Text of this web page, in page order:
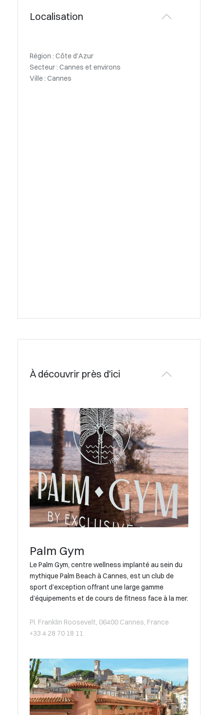
Localisation
Région : Côte d'Azur
Secteur : Cannes et environs
Ville : Cannes
À découvrir près d'ici
Palm Gym
Le Palm Gym, centre wellness implanté au sein du
mythique Palm Beach à Cannes, est un club de
sport d’exception offrant une large gamme
d’équipements et de cours de fitness face à la mer.
Pl. Franklin Roosevelt, 06400 Cannes, France
+33 4 28 70 18 11